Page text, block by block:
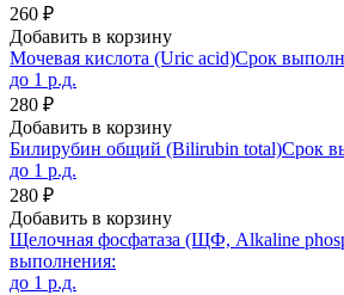
260 ₽
Добавить в корзину
Мочевая кислота (Uric acid)Срок
до 1 р.д.
280 ₽
Добавить в корзину
Билирубин общий (Bilirubin total)Срок
до 1 р.д.
280 ₽
Добавить в корзину
Щелочная фосфатаза (ЩФ, Alkaline
выполнения:
до 1 р.д.